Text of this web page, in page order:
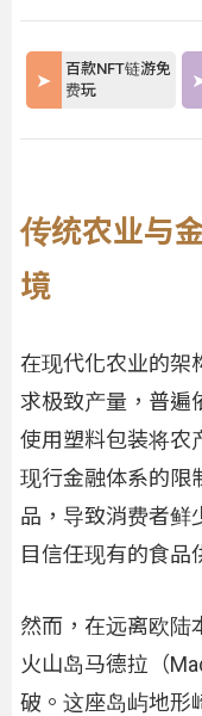
百款NFT链游免
费玩
传统农业与
境
在现代化农业的架
求极致产量，普遍
使用塑料包装将农
现行金融体系的限
品，导致消费者鲜
目信任现有的食品
然而，在远离欧陆
火山岛马德拉（
破。这座岛屿地形